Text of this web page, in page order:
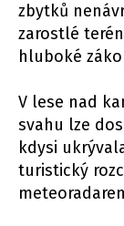
zbytků
zarostlé
hluboké
V lese nad
svahu lze
kdysi
turistický